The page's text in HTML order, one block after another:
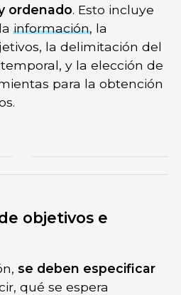
ordenado. Esto incluye
información, la
la delimitación del
y la elección de
para la obtención
objetivos e
se deben especificar
qué se espera